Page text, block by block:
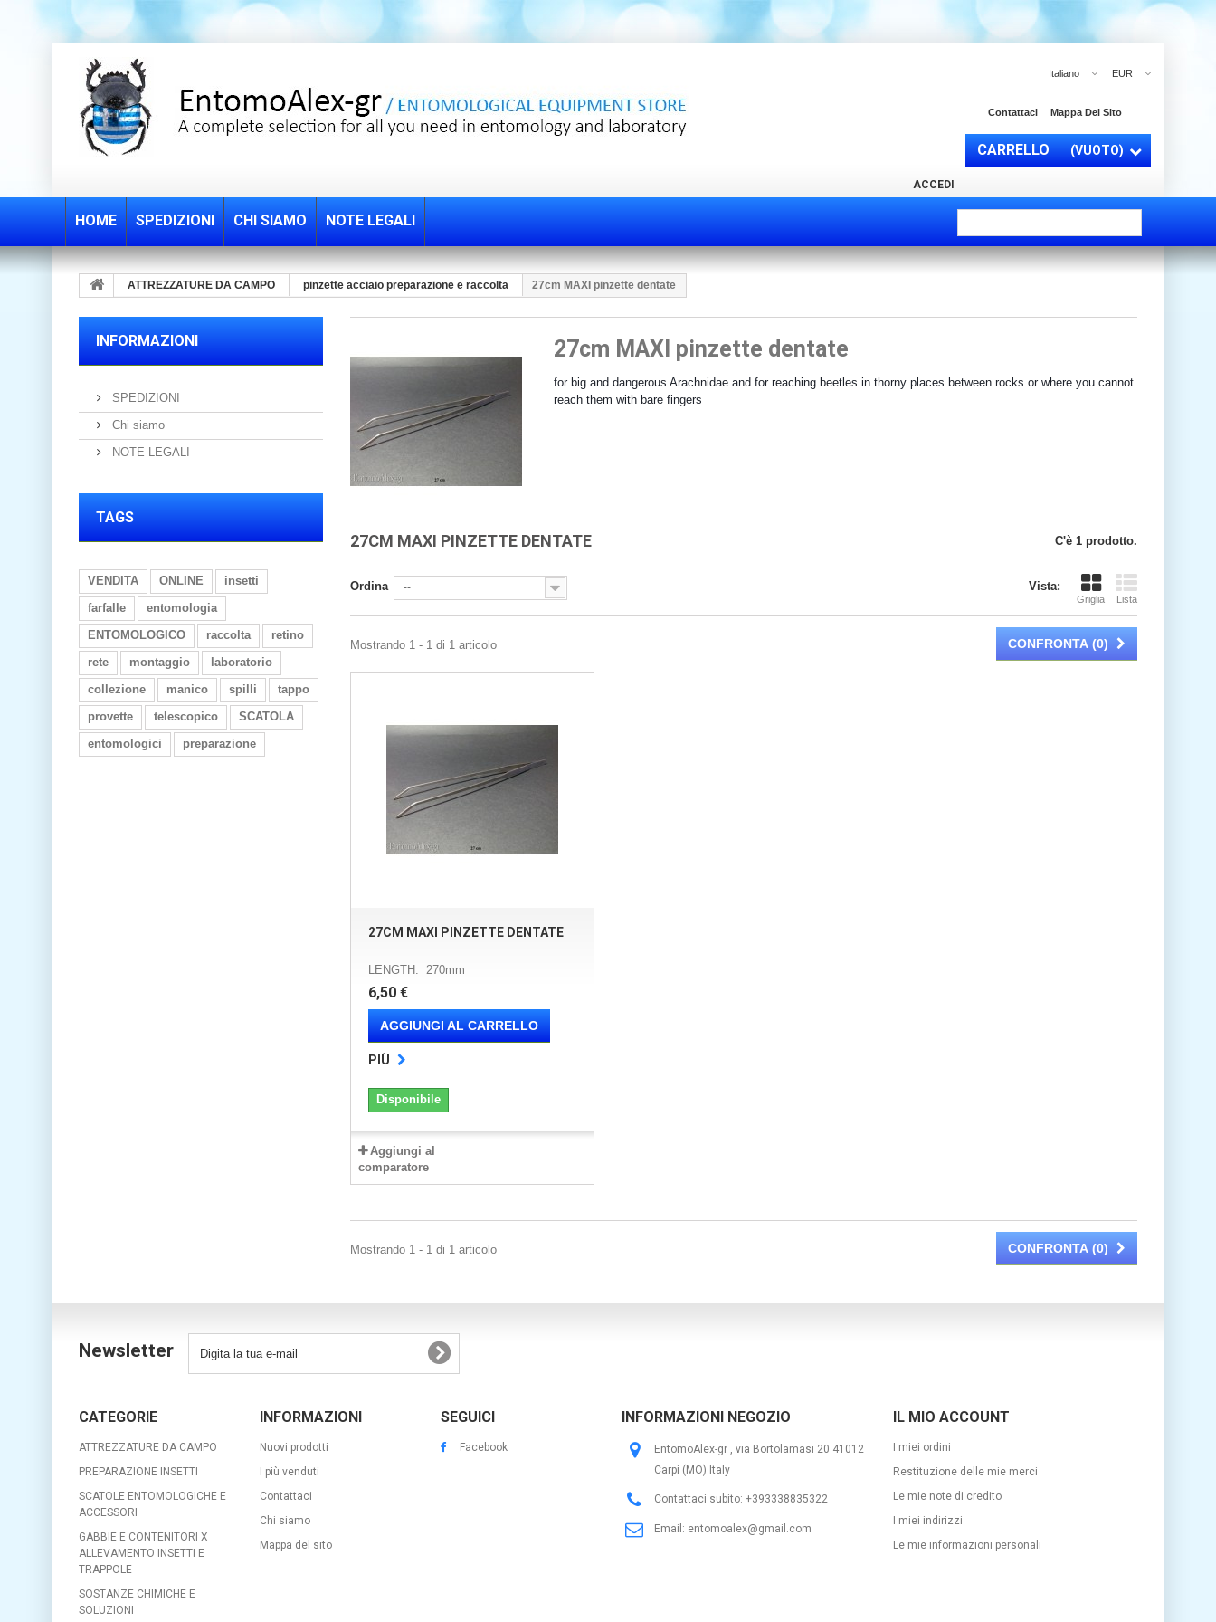
EUR
Italiano
Contattaci Mappa Del Sito
CARRELLO (VUOTO)
ACCEDI
HOME SPEDIZIONI CHI SIAMO NOTE LEGALI
ATTREZZATURE DA CAMPO pinzette acciaio preparazione e raccolta 27cm MAXI pinzette dentate
INFORMAZIONI
SPEDIZIONI
Chi siamo
NOTE LEGALI
TAGS
VENDITA ONLINE
insetti
farfalle
entomologia
ENTOMOLOGICO
raccolta
retino
rete
montaggio
laboratorio
collezione
manico spilli
tappo
provette
telescopico
SCATOLA
entomologici
preparazione
27cm MAXI pinzette dentate
for big and dangerous Arachnidae and for reaching beetles in thorny places between rocks or where you cannot
reach them with bare fingers
27CM MAXI PINZETTE DENTATE C'è 1 prodotto.
Vista:
Griglia Lista
Ordina --
CONFRONTA (0)
Mostrando 1 - 1 di 1 articolo
27CM MAXI PINZETTE DENTATE
LENGTH: 270mm
6,50 €
AGGIUNGI AL CARRELLO
PIÙ
Disponibile
Aggiungi al
comparatore
CONFRONTA (0)
Mostrando 1 - 1 di 1 articolo
Newsletter
CATEGORIE
ATTREZZATURE DA CAMPO
PREPARAZIONE INSETTI
SCATOLE ENTOMOLOGICHE E
ACCESSORI
GABBIE E CONTENITORI X
ALLEVAMENTO INSETTI E
TRAPPOLE
SOSTANZE CHIMICHE E
SOLUZIONI
INFORMAZIONI
Nuovi prodotti
I più venduti
Contattaci
Chi siamo
Mappa del sito
SEGUICI
Facebook
INFORMAZIONI NEGOZIO
EntomoAlex-gr , via Bortolamasi 20 41012
Carpi (MO) Italy
Contattaci subito: +393338835322
Email: entomoalex@gmail.com
IL MIO ACCOUNT
I miei ordini
Restituzione delle mie merci
Le mie note di credito
I miei indirizzi
Le mie informazioni personali